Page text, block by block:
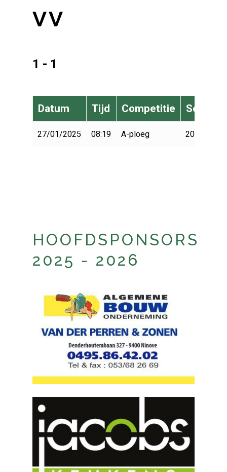
VV
1 - 1
Datum Tijd Competitie Seizoen
27/01/2025 08:19 A-ploeg 2024-2025
HOOFDSPONSORS
2025 - 2026